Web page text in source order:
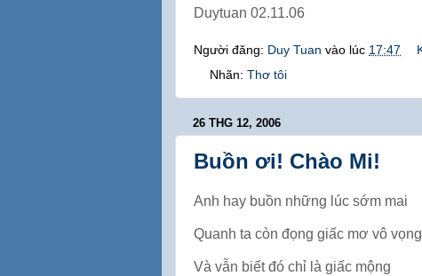
Duytuan 02.11.06
Người đăng: Duy Tuan vào lúc 17:47
Nhãn: Thơ tôi
26 THG 12, 2006
Buồn ơi! Chào Mi!
Anh hay buồn những lúc sớm mai
Quanh ta còn đọng giấc mơ vô vọng
Và vẫn biết đó chỉ là giấc mộng